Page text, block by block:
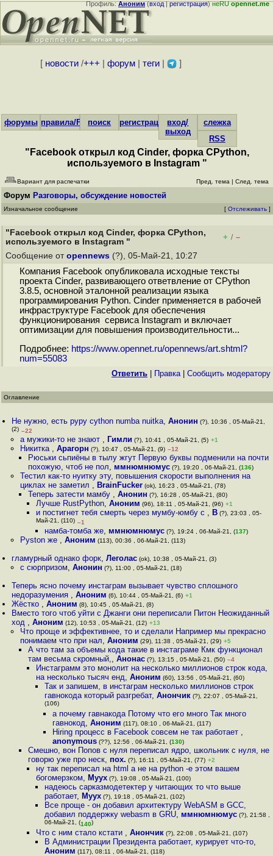
Профиль:Аноним(вход|регистрация)неRUopennet.me
[ новости/+++ форум| теги| ]
форумы правила/FAQпоиск регистрациявход/
выход
слежка
RSS
"Facebook открыл код Cinder, форка CPython,
используемого в Instagram "
Вариант для распечатки Пред. тема | След. тема
Форум Разговоры, обсуждение новостей
Изначальное сообщение [ Отслеживать ]
"Facebook открыл код Cinder, форка CPython,
используемого в Instagram "
+ / –
Сообщение от opennews (?), 05-Май-21, 10:27
Компания Facebook опубликовала исходные тексты
проекта Cinder, развивающего ответвление от CPython
3.8.5, основной эталонной реализации языка
программирования Python. Cinder применяется в рабочей
инфраструктуре Facebook для обеспечения
функционирования сервиса Instagram и включает
оптимизации для повышения производительности...
Подробнее: https://www.opennet.ru/opennews/art.shtml?
num=55083
Ответить Правка| Cообщить модератору
Оглавление
Не нужно, есть pypy cython numba nuitka,Анонин (?), 10:36 , 05-Май-21,
(2) –22
а мужики-то не знают , Гимли (?), 10:41 , 05-Май-21, (5) +1
Никитка , Арагорн (?), 10:47 , 05-Май-21, (9) –12
Рюськи сьпиёны в тылу жгут Первую буквы подменили на почти
похожую, чтоб не пол, ммнюмнюмус(?), 19:20 , 06-Май-21, (136)
Тестил как-то нуитку эту, повышения скорости выполнения на
циклах не заметил , BrainFucker(ok), 16:23 , 05-Май-21, (78)
Теперь затести мамбу , Анонин (?), 16:28 , 05-Май-21, (80)
Лучше RustPython,Аноним (96), 18:11 , 05-Май-21, (96) +1
и постигнет тебя смерть через мумбу-юмбу c , B (?), 23:03 , 05-
Май-21, (110) –1
намба-томба же, ммнюмнюмус(?), 19:24 , 06-Май-21, (137)
Pyston же , Аноним (113), 00:36 , 06-Май-21, (113)
гламурный однако форк,Леголас (ok), 10:38 , 05-Май-21, (3)
с сюрпризом, Анонин (?), 11:00 , 05-Май-21, (18)
Теперь ясно почему инстаграм вызывает чувство сплошного
недоразумения ,Аноним (6), 10:44 , 05-Май-21, (6) +1
Жёстко ,Аноним (8), 10:45 , 05-Май-21, (8)
Вместо того чтоб уйти с Джанги они переписали Питон Неожиданный
ход ,Аноним (12), 10:53 , 05-Май-21, (12) +13
Что проще и эффективнее, то и сделали Например мы прекрасно
понимаем что при нал, Аноним (29), 11:38 , 05-Май-21, (29) +5
А что там за объемы кода такие в инстаграме Кмк функционал
там весьма скромный,, Анонас(?), 13:15 , 05-Май-21, (50) –4
Инстаграмм это монолит на несколько миллионов строк кода,
на несколько тысяч енд,Аноним (60), 13:56 , 05-Май-21, (60)
Так и запишем, в инстаграм несколько миллионов строк
гавнокода который разгребат, Анончик(?), 22:07 , 05-Май-21,
(106)
а почему гавнакода Потому что его много Так много
гавнокод, Аноним (117), 08:10 , 06-Май-21, (117)
Hiring процесс в Facebook совсем не так работает ,
anonymous(??), 12:56 , 06-Май-21, (130)
Смешно, вон Попов с нуля переписал ядро, школьник с нуля, не
говорю уже про неск, пох. (?), 16:11 , 05-Май-21, (77) +2
ну так переписал на html а не на python -е этом вашем
богомерзком, Myyx (?), 19:08 , 05-Май-21, (100)
надеюсь сарказмодетектер у читающих то что выше
работает, Myyx(?), 19:18 , 05-Май-21, (102)
Все проще - он добавил архитектуру WebASM в GCC,
добавил поддержку webasm в GRU, ммнюмнюмус(?), 21:58 ,
06-Май-21, (140)
Что с ним стало кстати ,Анончик (?), 22:08 , 05-Май-21, (107)
В Администрации Президента работает, курирует что-то,
Аноним (117), 08:11 , 06-Май-21, (118)